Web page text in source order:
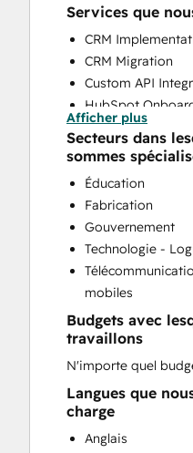
Services que
CRM
CRM Migration
Custom API
HubSpot
Sales and
Sales Coaching
Sales Enablement
Afficher plus
Secteurs dans
sommes
Éducation
Fabrication
Gouvernement
Technologie -
mobiles
Budgets avec
travaillons
N'importe quel
Langues que
charge
Anglais